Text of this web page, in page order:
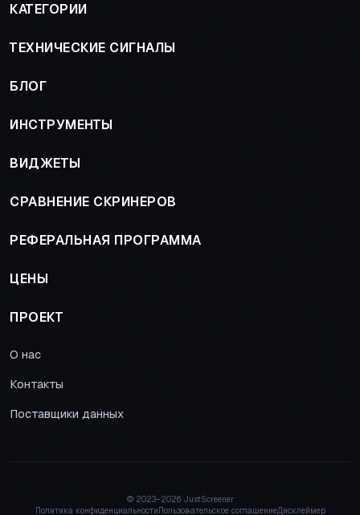
КАТЕГОРИИ
ТЕХНИЧЕСКИЕ СИГНАЛЫ
БЛОГ
ИНСТРУМЕНТЫ
ВИДЖЕТЫ
СРАВНЕНИЕ СКРИНЕРОВ
РЕФЕРАЛЬНАЯ ПРОГРАММА
ЦЕНЫ
ПРОЕКТ
О нас
Контакты
Поставщики данных
© 2023–2026 JustScreener
Политика конфиденциальности Пользовательское соглашениеДисклеймер